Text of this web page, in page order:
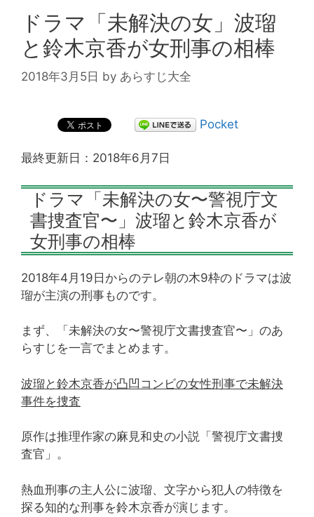
ドラマ「未解決の女」波瑠
と鈴木京香が女刑事の相棒
2018年3月5日 by あらすじ大全
Pocket
最終更新日：2018年6月7日
ドラマ「未解決の女〜警視庁文
書捜査官〜」波瑠と鈴木京香が
女刑事の相棒
2018年4月19日からのテレ朝の木9枠のドラマは波
瑠が主演の刑事ものです。
まず、「未解決の女〜警視庁文書捜査官〜」のあ
らすじを一言でまとめます。
波瑠と鈴木京香が凸凹コンビの女性刑事で未解決
事件を捜査
原作は推理作家の麻見和史の小説「警視庁文書捜
査官」。
熱血刑事の主人公に波瑠、文字から犯人の特徴を
探る知的な刑事を鈴木京香が演じます。